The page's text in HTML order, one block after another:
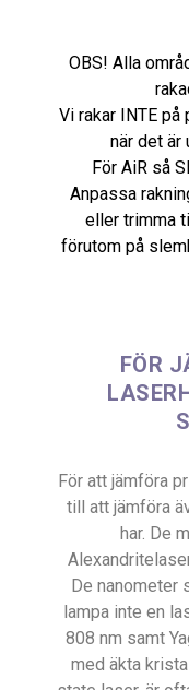
OBS! Alla
Vi rakar INTE
när det är
För AiR så
Anpassa
eller trimma
förutom på
FÖR
För att jämföra
till att jämföra
har. De
De nanometer
lampa inte en
808 nm samt
med äkta